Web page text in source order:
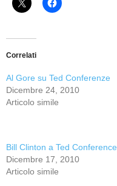
Correlati
Al Gore su Ted Conferenze
Dicembre 24, 2010
Articolo simile
Bill Clinton a Ted Conference
Dicembre 17, 2010
Articolo simile